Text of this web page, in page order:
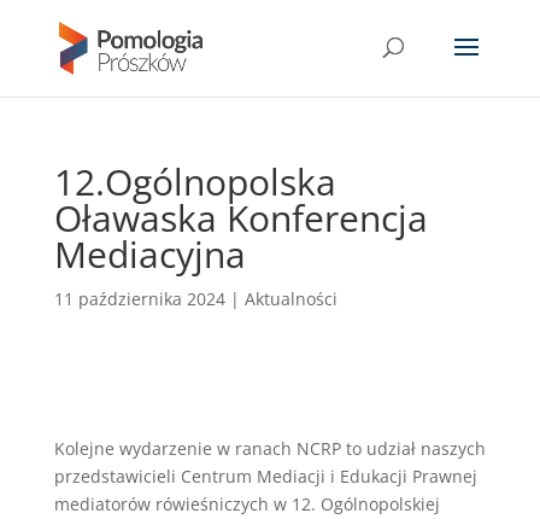
12.Ogólnopolska
Oławaska Konferencja
Mediacyjna
11 października 2024| Aktualności
Kolejne wydarzenie w ranach NCRP to udział naszych
przedstawicieli Centrum Mediacji i Edukacji Prawnej
mediatorów rówieśniczych w 12. Ogólnopolskiej